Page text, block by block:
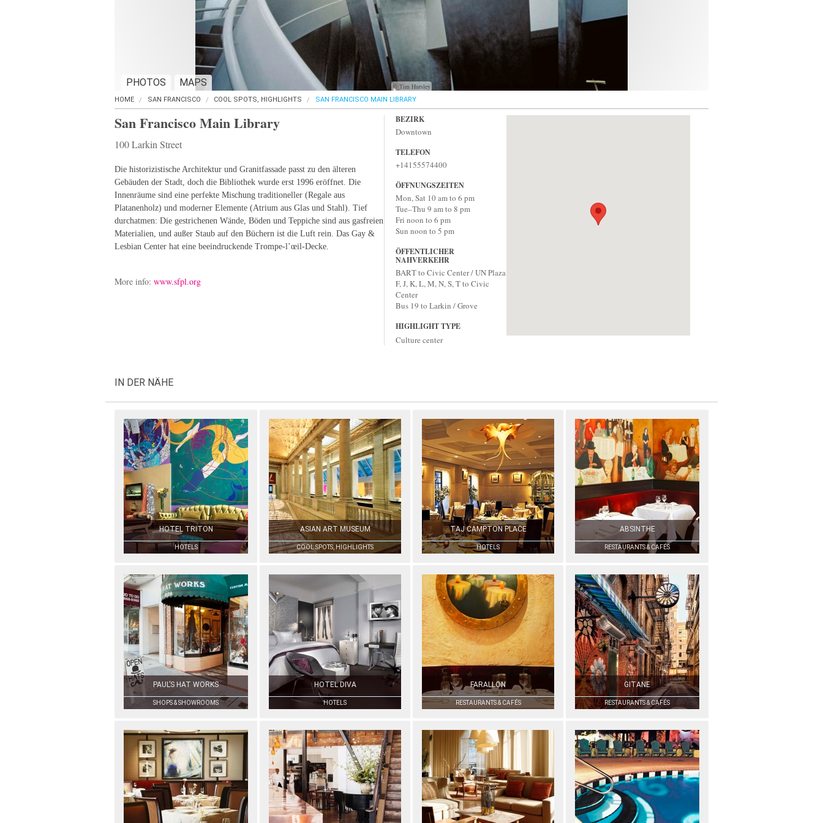
© Tim Hursley
PHOTOS MAPS
HOME SAN FRANCISCO COOL SPOTS, HIGHLIGHTS SAN FRANCISCO MAIN LIBRARY
San Francisco Main Library
100 Larkin Street
Die historizistische Architektur und Granitfassade passt zu den älteren
Gebäuden der Stadt, doch die Bibliothek wurde erst 1996 eröffnet. Die
Innenräume sind eine perfekte Mischung traditioneller (Regale aus
Platanenholz) und moderner Elemente (Atrium aus Glas und Stahl). Tief
durchatmen: Die gestrichenen Wände, Böden und Teppiche sind aus gasfreien
Materialien, und außer Staub auf den Büchern ist die Luft rein. Das Gay &
Lesbian Center hat eine beeindruckende Trompe-l’œil-Decke.
More info: www.sfpl.org
BEZIRK
Downtown
TELEFON
+14155574400
ÖFFNUNGSZEITEN
Mon, Sat 10 am to 6 pm
Tue–Thu 9 am to 8 pm
Fri noon to 6 pm
Sun noon to 5 pm
ÖFFENTLICHER
NAHVERKEHR
BART to Civic Center / UN Plaza
F, J, K, L, M, N, S, T to Civic
Center
Bus 19 to Larkin / Grove
HIGHLIGHT TYPE
Culture center
IN DER NÄHE
HOTEL TRITON
HOTELS
ASIAN ART MUSEUM
COOL SPOTS, HIGHLIGHTS
TAJ CAMPTON PLACE
HOTELS
ABSINTHE
RESTAURANTS & CAFÉS
PAUL’S HAT WORKS
SHOPS & SHOWROOMS
HOTEL DIVA
HOTELS
FARALLON
RESTAURANTS & CAFÉS
GITANE
RESTAURANTS & CAFÉS